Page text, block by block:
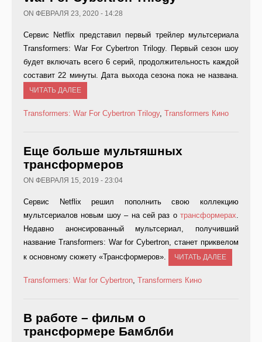
ON ФЕВРАЛЯ 23, 2020 - 14:28
Сервис Netflix представил первый трейлер мультсериала
Transformers: War For Cybertron Trilogy. Первый сезон шоу
будет включать всего 6 серий, продолжительность каждой
составит 22 минуты. Дата выхода сезона пока не названа.
ЧИТАТЬ ДАЛЕЕ
Transformers: War For Cybertron Trilogy, Transformers Кино
Еще больше мультяшных
трансформеров
ON ФЕВРАЛЯ 15, 2019 - 23:04
Сервис Netflix решил пополнить свою коллекцию
мультсериалов новым шоу – на сей раз о трансформерах.
Недавно анонсированный мультсериал, получивший
название Transformers: War for Cybertron, станет приквелом
к основному сюжету «Трансформеров».
ЧИТАТЬ ДАЛЕЕ
Transformers: War for Cybertron, Transformers Кино
В работе – фильм о
трансформере Бамблби